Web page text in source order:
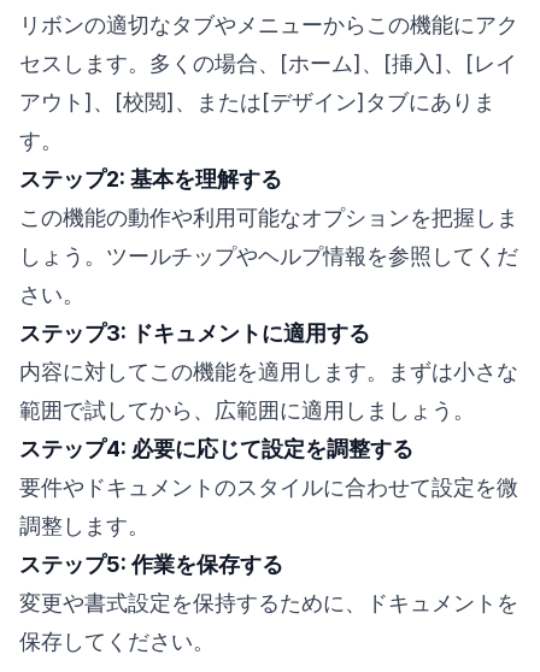
リボンの適切なタブやメニューからこの機能にアク
セスします。多くの場合、[ホーム]、[挿入]、[レイ
アウト]、[校閲]、または[デザイン]タブにありま
す。
ステップ2: 基本を理解する
この機能の動作や利用可能なオプションを把握しま
しょう。ツールチップやヘルプ情報を参照してくだ
さい。
ステップ3: ドキュメントに適用する
内容に対してこの機能を適用します。まずは小さな
範囲で試してから、広範囲に適用しましょう。
ステップ4: 必要に応じて設定を調整する
要件やドキュメントのスタイルに合わせて設定を微
調整します。
ステップ5: 作業を保存する
変更や書式設定を保持するために、ドキュメントを
保存してください。